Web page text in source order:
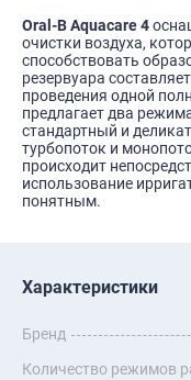
Oral-B Aquacare 4
очистки воздуха,
способствовать
резервуара
проведения одной
предлагает два
стандартный и
турбопоток и
происходит
использование
понятным.
Характеристики
Бренд
Количество режимов